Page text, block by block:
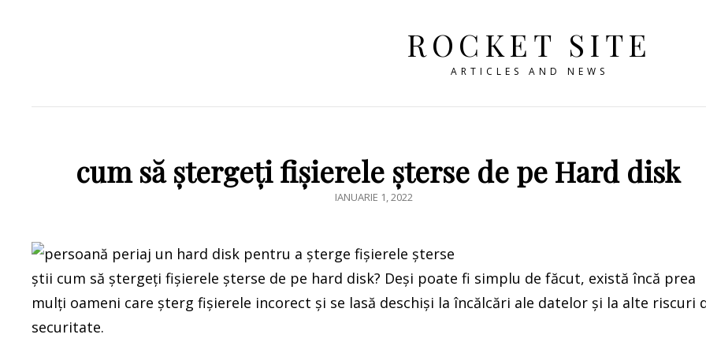
ROCKET SITE
ARTICLES AND NEWS
cum să ștergeți fișierele șterse de pe Hard disk
POSTED
IANUARIE 1, 2022
știi cum să ștergeți fișierele șterse de pe hard disk? Deși poate fi simplu de făcut, există încă prea
mulți oameni care șterg fișierele incorect și se lasă deschiși la încălcări ale datelor și la alte riscuri
securitate.